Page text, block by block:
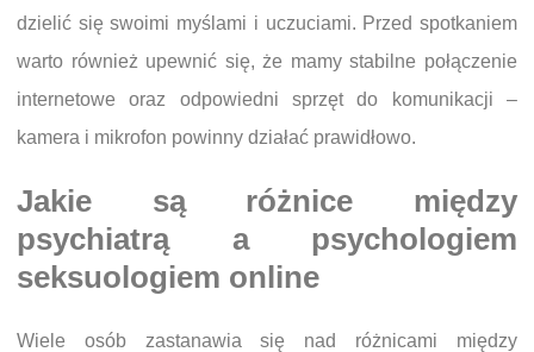
dzielić się swoimi myślami i uczuciami. Przed spotkaniem
warto również upewnić się, że mamy stabilne połączenie
internetowe oraz odpowiedni sprzęt do komunikacji –
kamera i mikrofon powinny działać prawidłowo.
Jakie są różnice między
psychiatrą a psychologiem
seksuologiem online
Wiele osób zastanawia się nad różnicami między